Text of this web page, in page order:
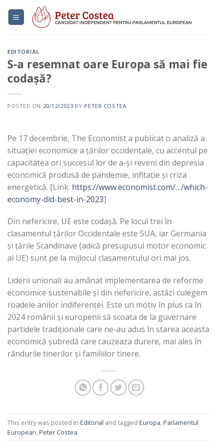
EDITORIAL
S-a resemnat oare Europa să mai fie
codașă?
POSTED ON 20/12/2023 BY PETER COSTEA
Pe 17 decembrie, The Economist a publicat o analiză a
situației economice a țărilor occidentale, cu accentul pe
capacitatea ori succesul lor de a-și reveni din depresia
economică produsă de pandemie, infltație și criza
energetică. [Link: https://www.economist.com/…/which-
economy-did-best-in-2023]
Din nefericire, UE este codașă. Pe locul trei în
clasamentul țărilor Occidentale este SUA, iar Germania
și țările Scandinave (adică presupusul motor economic
al UE) sunt pe la mijlocul clasamentului ori mai jos.
Liderii unionali au amânat implementarea de reforme
economice sustenabile și din nefericire, astăzi culegem
roadele anilor indiferenței. Este un motiv în plus ca în
2024 românii și europenii să scoata de la guvernare
partidele tradiționale care ne-au adus în starea aceasta
economică șubredă care cauzeaza durere, mai ales în
rândurile tinerilor și familiilor tinere.
This entry was posted in Editorial and tagged Europa Parlamentul
European Peter Costea.